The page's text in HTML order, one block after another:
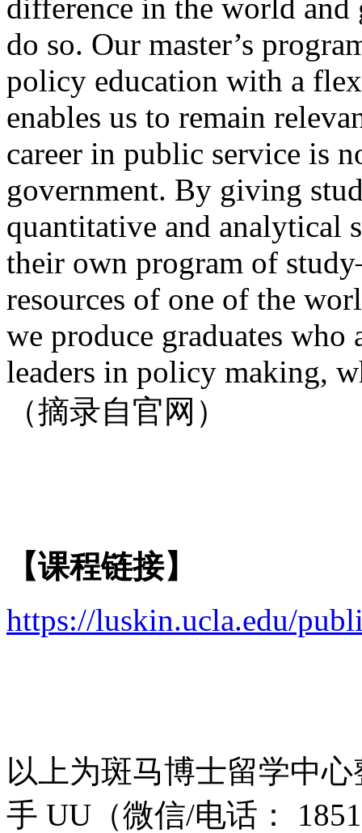
difference in the world and
do so. Our master’s
policy education with a
enables us to remain
career in public service is
government. By giving
quantitative and
their own program of
resources of one of the
we produce graduates who
leaders in policy making,
（摘录自官网）
【课程链接】
https://luskin.ucla.edu/
以上为斑马博士留学中
手 UU（微信/电话：